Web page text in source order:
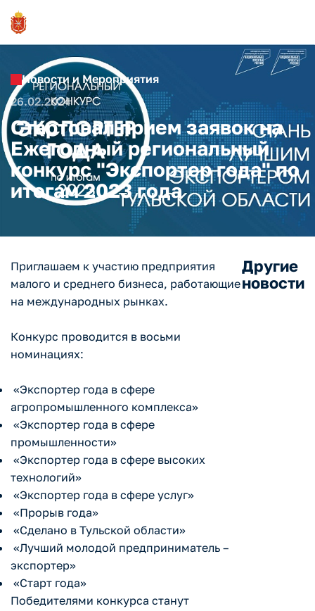
Новости и Мероприятия
26.02.2024
Стартовал прием заявок на
Ежегодный региональный
конкурс "Экспортер года" по
итогам 2023 года
Приглашаем к участию предприятия
малого и среднего бизнеса, работающие
на международных рынках.
Конкурс проводится в восьми
номинациях:
«Экспортер года в сфере
агропромышленного комплекса»
«Экспортер года в сфере
промышленности»
«Экспортер года в сфере высоких
технологий»
«Экспортер года в сфере услуг»
«Прорыв года»
«Сделано в Тульской области»
«Лучший молодой предприниматель –
экспортер»
«Старт года»
Победителями конкурса станут
Другие
новости